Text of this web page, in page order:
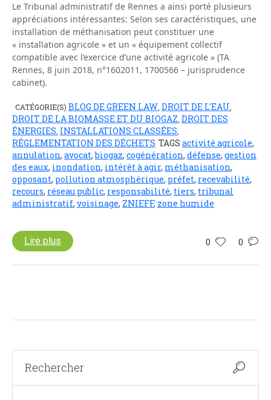
Le Tribunal administratif de Rennes a ainsi porté plusieurs
appréciations intéressantes: Selon ses caractéristiques, une
installation de méthanisation peut constituer une
« installation agricole » et un « équipement collectif
compatible avec l’exercice d’une activité agricole » (TA
Rennes, 8 juin 2018, n°1602011, 1700566 – jurisprudence
cabinet).
CATÉGORIE(S) BLOG DE GREEN LAW DROIT DE L'EAU
DROIT DE LA BIOMASSE ET DU BIOGAZ DROIT DES
ÉNERGIES INSTALLATIONS CLASSÉES
RÉGLEMENTATION DES DÉCHETS TAGS activité agricole,
annulation, avocat,biogaz, cogénération, défense, gestion
des eaux, inondation, intérêt à agir, méthanisation,
opposant, pollution atmosphérique, préfet, recevabilité,
recours, réseau public, responsabilité, tiers, tribunal
administratif, voisinage, ZNIEFF, zone humide
0 0
Lire plus